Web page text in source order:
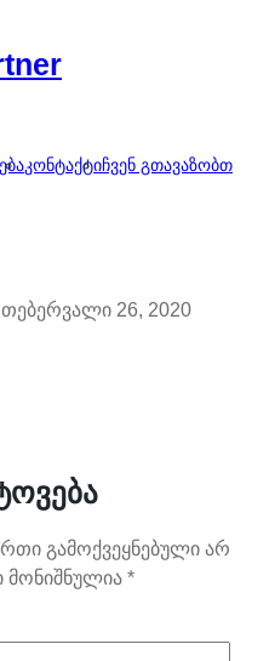
კონტაქტიჩვენ გთავაზობთ
თებერვალი 26, 2020
გამოქვეყნებული არ
მონიშნულია *